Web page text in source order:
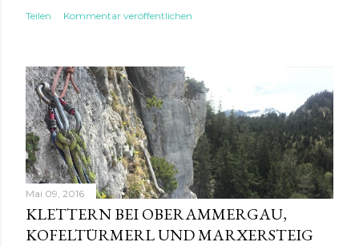
Teilen Kommentar veröffentlichen
Mai 09, 2016
KLETTERN BEI OBERAMMERGAU,
KOFELTÜRMERL UND MARXERSTEIG